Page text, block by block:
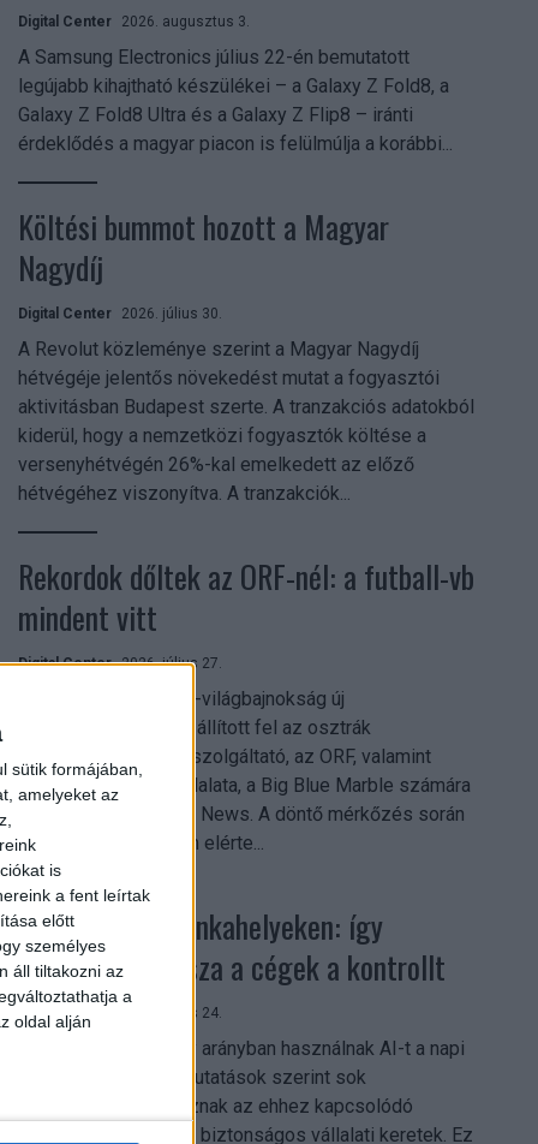
sütik formájában,
amelyeket az
is
a fent leírtak
előtt
személyes
áll tiltakozni az
a
oldal alján
Digital Center 2026. augusztus 3.
A Samsung Electronics július 22-én bemutatott
legújabb kihajtható készülékei – a Galaxy Z Fold8, a
Galaxy Z Fold8 Ultra és a Galaxy Z Flip8 – iránti
érdeklődés a magyar piacon is felülmúlja a korábbi...
Költési bummot hozott a Magyar
Nagydíj
Digital Center 2026. július 30.
A Revolut közleménye szerint a Magyar Nagydíj
hétvégéje jelentős növekedést mutat a fogyasztói
aktivitásban Budapest szerte. A tranzakciós adatokból
kiderül, hogy a nemzetközi fogyasztók költése a
versenyhétvégén 26%-kal emelkedett az előző
hétvégéhez viszonyítva. A tranzakciók...
Rekordok dőltek az ORF-nél: a futball-vb
mindent vitt
Digital Center 2026. július 27.
A 2026-os labdarúgó-világbajnokság új
streamingrekordokat állított fel az osztrák
közszolgálati műsorszolgáltató, az ORF, valamint
technológiai leányvállalata, a Big Blue Marble számára
– írja a Broadband TV News. A döntő mérkőzés során
az átlagos nézőszám elérte...
Shadow AI a munkahelyeken: így
szerezhetik vissza a cégek a kontrollt
Digital Center 2026. július 24.
A munkavállalók nagy arányban használnak AI-t a napi
munkában, ám friss kutatások szerint sok
szervezetnél hiányoznak az ehhez kapcsolódó
világos irányelvek és biztonságos vállalati keretek. Ez